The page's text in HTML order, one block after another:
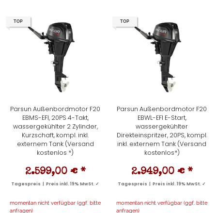
TOP
Parsun Außenbordmotor F20
EBMS-EFI, 20PS 4-Takt,
wassergekühlter 2 Zylinder,
Kurzschaft, kompl. inkl.
externem Tank (Versand
kostenlos *)
2.599,00 € *
Tagespreis | Preis inkl. 19% MwSt. ✓
momentan nicht verfügbar (ggf. bitte
anfragen)
TOP
Parsun Außenbordmotor F20
EBWL-EFI E-Start,
wassergekühlter
Direkteinspritzer, 20PS, kompl.
inkl. externem Tank (Versand
kostenlos*)
2.949,00 € *
Tagespreis | Preis inkl. 19% MwSt. ✓
momentan nicht verfügbar (ggf. bitte
anfragen)